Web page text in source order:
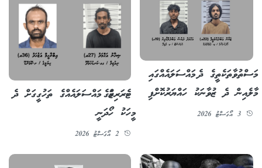
މަސްތުވާތަކެތީގެ ދެ މައްސަލައެއްގައި
މާލެއިން ދެ ޒުވާނަކު ހައްޔަރުކޮށްފި
ޓެރަރިޒަމްގެ މައްސަލައެއްގެ ތަހުގީގަށް ދެ
މީހަކު ހޯދަނީ